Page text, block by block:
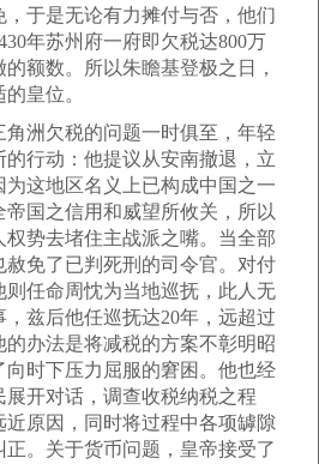
于是无论有力摊付与否，他们
年苏州府一府即欠税达800万
额数。所以朱瞻基登极之日，
皇位。
洲欠税的问题一时俱至，年轻
行动：他提议从安南撤退，立
这地区名义上已构成中国之一
国之信用和威望所攸关，所以
势去堵住主战派之嘴。当全部
免了已判死刑的司令官。对付
任命周忱为当地巡抚，此人无
兹后他任巡抚达20年，远超过
办法是将减税的方案不彰明昭
时下压力屈服的窘困。他也经
开对话，调查收税纳税之程
近原因，同时将过程中各项罅隙
。关于货币问题，皇帝接受了